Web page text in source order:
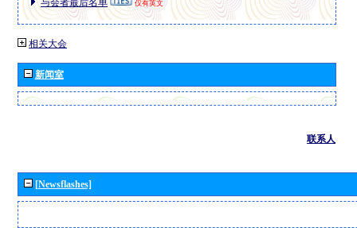
仅有英文
相关大会
新闻室
联系人
[Newsflashes]